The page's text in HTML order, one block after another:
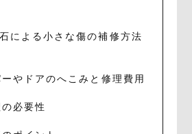
による小さな傷の補修方法
やドアのへこみと修理費用
必要性